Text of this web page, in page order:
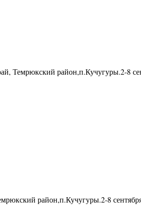
Темрюкский район,п.Кучугуры.2-8
район,п.Кучугуры.2-8